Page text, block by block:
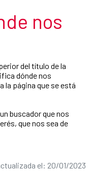
nos
del título de la
dónde nos
la página que se está
buscador que nos
que nos sea de
el: 20/01/2023